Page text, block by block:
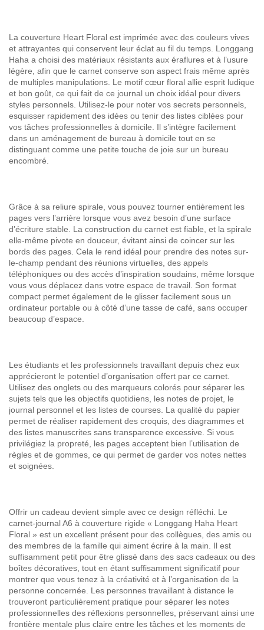
La couverture Heart Floral est imprimée avec des couleurs vives
et attrayantes qui conservent leur éclat au fil du temps. Longgang
Haha a choisi des matériaux résistants aux éraflures et à l’usure
légère, afin que le carnet conserve son aspect frais même après
de multiples manipulations. Le motif cœur floral allie esprit ludique
et bon goût, ce qui fait de ce journal un choix idéal pour divers
styles personnels. Utilisez-le pour noter vos secrets personnels,
esquisser rapidement des idées ou tenir des listes ciblées pour
vos tâches professionnelles à domicile. Il s’intègre facilement
dans un aménagement de bureau à domicile tout en se
distinguant comme une petite touche de joie sur un bureau
encombré.
Grâce à sa reliure spirale, vous pouvez tourner entièrement les
pages vers l’arrière lorsque vous avez besoin d’une surface
d’écriture stable. La construction du carnet est fiable, et la spirale
elle-même pivote en douceur, évitant ainsi de coincer sur les
bords des pages. Cela le rend idéal pour prendre des notes sur-
le-champ pendant des réunions virtuelles, des appels
téléphoniques ou des accès d’inspiration soudains, même lorsque
vous vous déplacez dans votre espace de travail. Son format
compact permet également de le glisser facilement sous un
ordinateur portable ou à côté d’une tasse de café, sans occuper
beaucoup d’espace.
Les étudiants et les professionnels travaillant depuis chez eux
apprécieront le potentiel d’organisation offert par ce carnet.
Utilisez des onglets ou des marqueurs colorés pour séparer les
sujets tels que les objectifs quotidiens, les notes de projet, le
journal personnel et les listes de courses. La qualité du papier
permet de réaliser rapidement des croquis, des diagrammes et
des listes manuscrites sans transparence excessive. Si vous
privilégiez la propreté, les pages acceptent bien l’utilisation de
règles et de gommes, ce qui permet de garder vos notes nettes
et soignées.
Offrir un cadeau devient simple avec ce design réfléchi. Le
carnet-journal A6 à couverture rigide « Longgang Haha Heart
Floral » est un excellent présent pour des collègues, des amis ou
des membres de la famille qui aiment écrire à la main. Il est
suffisamment petit pour être glissé dans des sacs cadeaux ou des
boîtes décoratives, tout en étant suffisamment significatif pour
montrer que vous tenez à la créativité et à l’organisation de la
personne concernée. Les personnes travaillant à distance le
trouveront particulièrement pratique pour séparer les notes
professionnelles des réflexions personnelles, préservant ainsi une
frontière mentale plus claire entre les tâches et les moments de